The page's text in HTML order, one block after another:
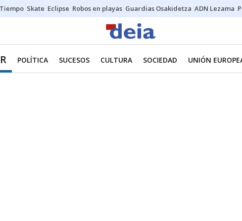
Tiempo Skate Eclipse Robos en playas Guardias Osakidetza ADN Lezama
POLÍTICA SUCESOS CULTURA SOCIEDAD UNIÓN